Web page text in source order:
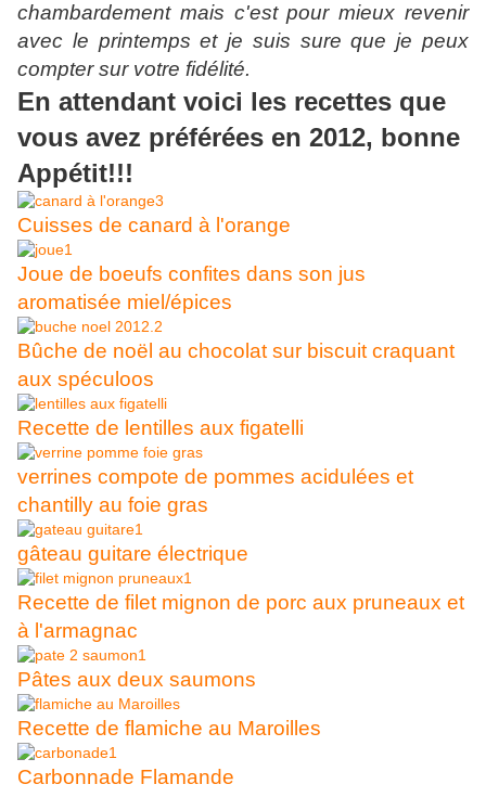
chambardement mais c'est pour mieux revenir
avec le printemps et je suis sure que je peux
compter sur votre fidélité.
En attendant voici les recettes que
vous avez préférées en 2012, bonne
Appétit!!!
Cuisses de canard à l'orange
Joue de boeufs confites dans son jus
aromatisée miel/épices
Bûche de noël au chocolat sur biscuit craquant
aux spéculoos
Recette de lentilles aux figatelli
verrines compote de pommes acidulées et
chantilly au foie gras
gâteau guitare électrique
Recette de filet mignon de porc aux pruneaux et
à l'armagnac
Pâtes aux deux saumons
Recette de flamiche au Maroilles
Carbonnade Flamande